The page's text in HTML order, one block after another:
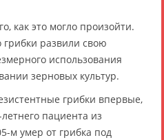
как это могло произойти.
развили свою
использования
зерновых культур.
грибки впервые,
пациента из
м умер от грибка под